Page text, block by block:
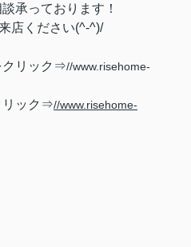
承っております！
店ください‍(^-^)/
クリック⇒//www.risehome-
リック⇒//www.risehome-